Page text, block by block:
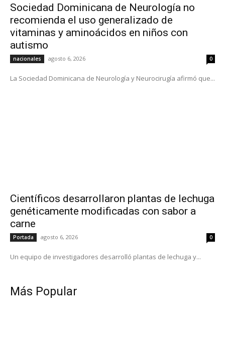
Sociedad Dominicana de Neurología no
recomienda el uso generalizado de
vitaminas y aminoácidos en niños con
autismo
nacionales agosto 6, 2026 0
La Sociedad Dominicana de Neurología y Neurocirugía afirmó que...
Científicos desarrollaron plantas de lechuga
genéticamente modificadas con sabor a
carne
Portada agosto 6, 2026 0
Un equipo de investigadores desarrolló plantas de lechuga y...
Más Popular